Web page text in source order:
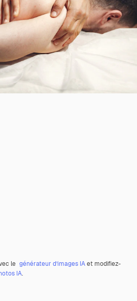
le générateur d’images IAet modifiez-
IA.